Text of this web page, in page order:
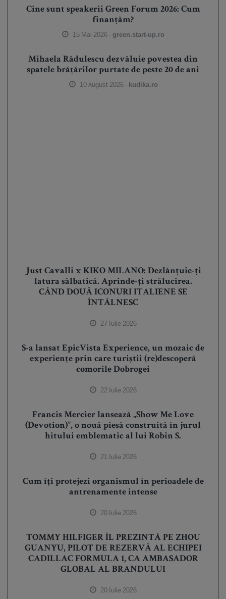
Cine sunt speakerii Green Forum 2026: Cum
finanțăm?
15 Mai 2026 - green.start-up.ro
Mihaela Rădulescu dezvăluie povestea din
spatele brățărilor purtate de peste 20 de ani
10 August 2026 - kudika.ro
Just Cavalli x KIKO MILANO: Dezlănțuie-ți
latura sălbatică. Aprinde-ți strălucirea.
CÂND DOUĂ ICONURI ITALIENE SE
ÎNTÂLNESC
27 Iulie 2026
S-a lansat EpicVista Experience, un mozaic de
experiențe prin care turiștii (re)descoperă
comorile Dobrogei
22 Iulie 2026
Francis Mercier lansează „Show Me Love
(Devotion)”, o nouă piesă construită în jurul
hitului emblematic al lui Robin S.
21 Iulie 2026
Cum îți protejezi organismul în perioadele de
antrenamente intense
20 Iulie 2026
TOMMY HILFIGER ÎL PREZINTĂ PE ZHOU
GUANYU, PILOT DE REZERVĂ AL ECHIPEI
CADILLAC FORMULA 1, CA AMBASADOR
GLOBAL AL BRANDULUI
20 Iulie 2026